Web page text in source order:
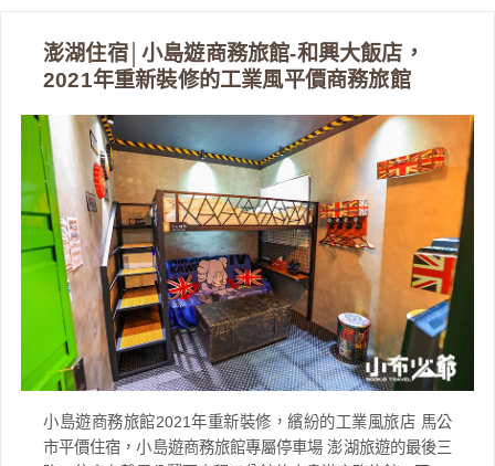
澎湖住宿│小島遊商務旅館-和興大飯店，
2021年重新裝修的工業風平價商務旅館
小島遊商務旅館2021年重新裝修，繽紛的工業風旅店 馬公
市平價住宿，小島遊商務旅館專屬停車場 澎湖旅遊的最後三